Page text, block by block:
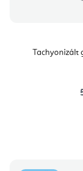
Tachyonizált